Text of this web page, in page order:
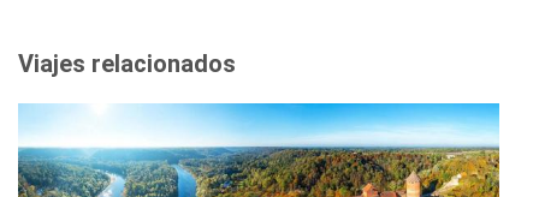
Viajes relacionados